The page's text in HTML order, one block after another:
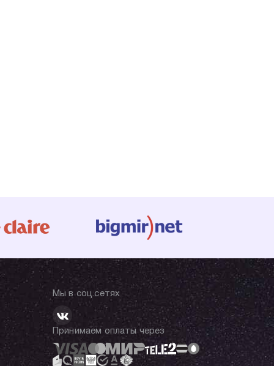
Мы в соц.сетях
Принимаем оплаты через